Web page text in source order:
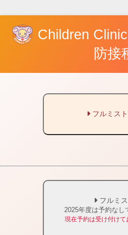
Children
防接
フルミス
フルミス
2025年度は予約なし
現在予約は受け付けて